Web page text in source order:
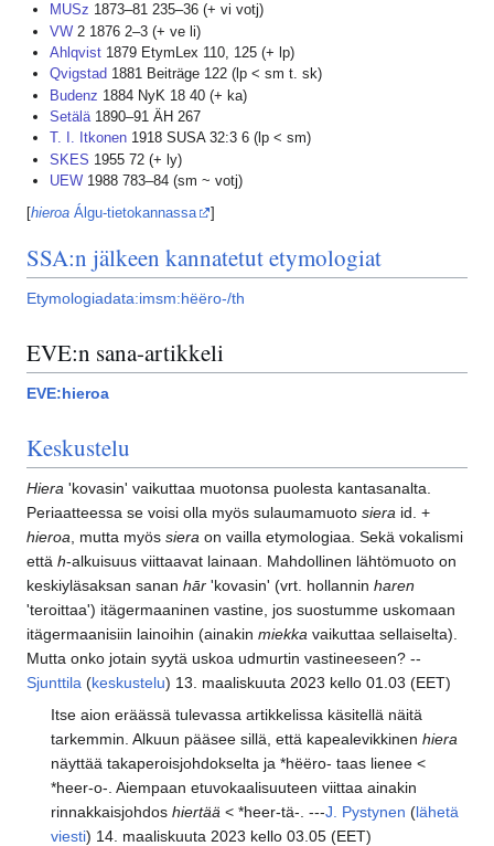
MUSz 1873–81 235–36 (+ vi votj)
VW2 1876 2–3 (+ ve li)
Ahlqvist1879 EtymLex 110, 125 (+ lp)
Qvigstad 1881 Beiträge 122 (lp < sm t. sk)
Budenz 1884 NyK 18 40 (+ ka)
Setälä1890–91 ÄH 267
T. I. Itkonen1918 SUSA 32:3 6 (lp < sm)
SKES 1955 72 (+ ly)
UEW1988 783–84 (sm ~ votj)
[hieroa Álgu-tietokannassa ]
SSA:n jälkeen kannatetut etymologiat
Etymologiadata:imsm:hëëro-/th
EVE:n sana-artikkeli
EVE:hieroa
Keskustelu
Hiera 'kovasin' vaikuttaa muotonsa puolesta kantasanalta.
Periaatteessa se voisi olla myös sulaumamuoto siera id. +
hieroa , mutta myös siera on vailla etymologiaa. Sekä vokalismi
että h-alkuisuus viittaavat lainaan. Mahdollinen lähtömuoto on
keskiyläsaksan sanan hār 'kovasin' (vrt. hollannin haren
'teroittaa') itägermaaninen vastine, jos suostumme uskomaan
itägermaanisiin lainoihin (ainakin miekka vaikuttaa sellaiselta).
Mutta onko jotain syytä uskoa udmurtin vastineeseen? --
Sjunttila (keskustelu) 13. maaliskuuta 2023 kello 01.03 (EET)
Itse aion eräässä tulevassa artikkelissa käsitellä näitä
tarkemmin. Alkuun pääsee sillä, että kapealevikkinenhiera
näyttää takaperoisjohdokselta ja *hëëro- taas lienee <
*heer-o-. Aiempaan etuvokaalisuuteen viittaa ainakin
rinnakkaisjohdoshiertää < *heer-tä-. ---J. Pystynen (lähetä
viesti) 14. maaliskuuta 2023 kello 03.05 (EET)